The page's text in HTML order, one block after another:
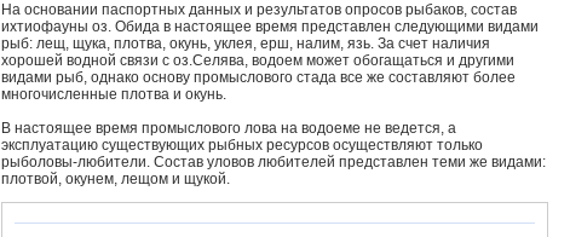
На основании паспортных данных и результатов опросов рыбаков, состав
ихтиофауны оз. Обида в настоящее время представлен следующими видами
рыб: лещ, щука, плотва, окунь, уклея, ерш, налим, язь. За счет наличия
хорошей водной связи с оз.Селява, водоем может обогащаться и другими
видами рыб, однако основу промыслового стада все же составляют более
многочисленные плотва и окунь.
В настоящее время промыслового лова на водоеме не ведется, а
эксплуатацию существующих рыбных ресурсов осуществляют только
рыболовы-любители. Состав уловов любителей представлен теми же видами:
плотвой, окунем, лещом и щукой.